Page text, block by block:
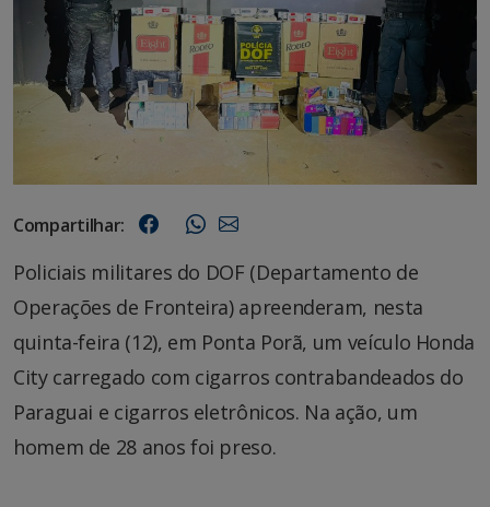
Compartilhar:
Policiais militares do DOF (Departamento de
Operações de Fronteira) apreenderam, nesta
quinta-feira (12), em Ponta Porã, um veículo Honda
City carregado com cigarros contrabandeados do
Paraguai e cigarros eletrônicos. Na ação, um
homem de 28 anos foi preso.